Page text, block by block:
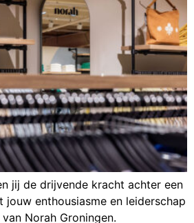
jij de drijvende kracht achter een
jouw enthousiasme en leiderschap
Norah Groningen.